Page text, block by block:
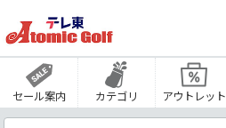
セール案内 カテゴリ アウトレット